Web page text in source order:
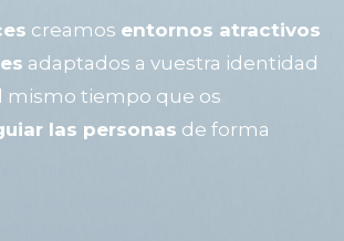
creamos entornos atractivos
adaptados a vuestra identidad
mismo tiempo que os
las personas de forma